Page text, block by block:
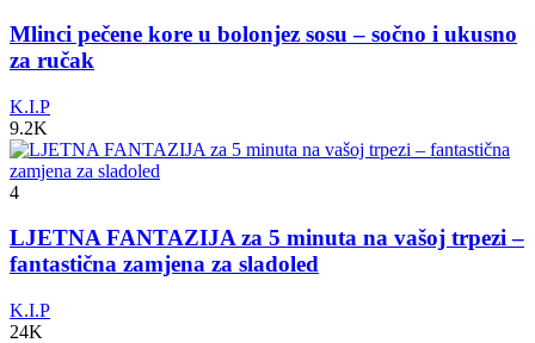
Mlinci pečene kore u bolonjez sosu – sočno i ukusno
za ručak
K.I.P
9.2K
4
LJETNA FANTAZIJA za 5 minuta na vašoj trpezi –
fantastična zamjena za sladoled
K.I.P
24K